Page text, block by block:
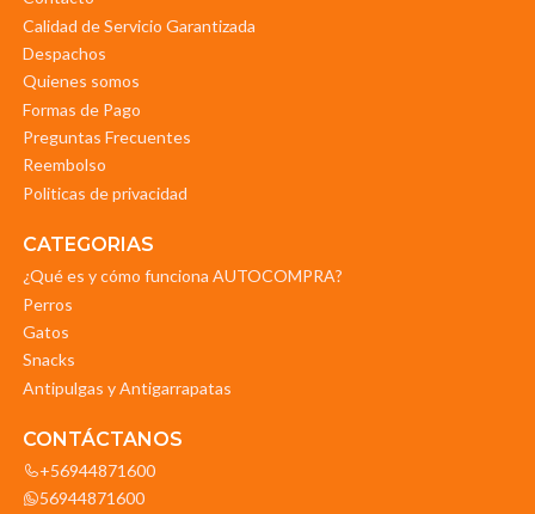
Calidad de Servicio Garantizada
Despachos
Quienes somos
Formas de Pago
Preguntas Frecuentes
Reembolso
Politicas de privacidad
CATEGORIAS
¿Qué es y cómo funciona AUTOCOMPRA?
Perros
Gatos
Snacks
Antipulgas y Antigarrapatas
CONTÁCTANOS
+56944871600
56944871600